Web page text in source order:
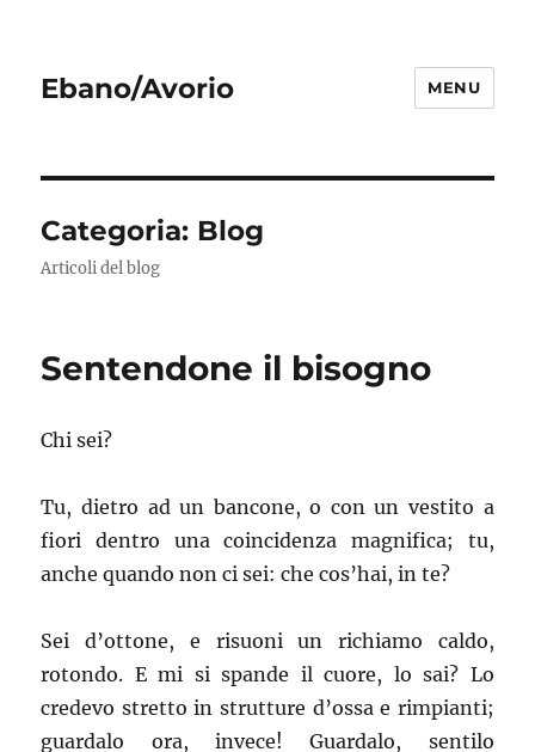
Ebano/Avorio MENU
Categoria: Blog
Articoli del blog
Sentendone il bisogno
Chi sei?
Tu, dietro ad un bancone, o con un vestito a
fiori dentro una coincidenza magnifica; tu,
anche quando non ci sei: che cos’hai, in te?
Sei d’ottone, e risuoni un richiamo caldo,
rotondo. E mi si spande il cuore, lo sai? Lo
credevo stretto in strutture d’ossa e rimpianti;
guardalo ora, invece! Guardalo, sentilo